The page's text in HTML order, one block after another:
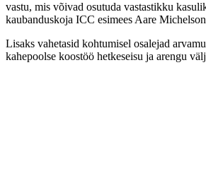
vastu, mis võivad osutuda vastastikku
kaubanduskoja ICC esimees Aare
Lisaks vahetasid kohtumisel osalejad
kahepoolse koostöö hetkeseisu ja arengu